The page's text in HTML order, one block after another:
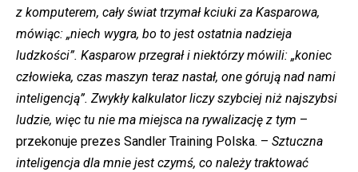
z komputerem, cały świat trzymał kciuki za Kasparowa,
mówiąc: „niech wygra, bo to jest ostatnia nadzieja
ludzkości”. Kasparow przegrał i niektórzy mówili: „koniec
człowieka, czas maszyn teraz nastał, one górują nad nami
inteligencją”. Zwykły kalkulator liczy szybciej niż najszybsi
ludzie, więc tu nie ma miejsca na rywalizację z tym –
przekonuje prezes Sandler Training Polska. – Sztuczna
inteligencja dla mnie jest czymś, co należy traktować